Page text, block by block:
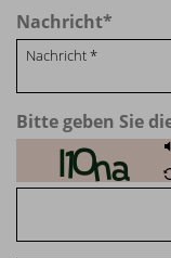
Nachricht*
Bitte geben Sie